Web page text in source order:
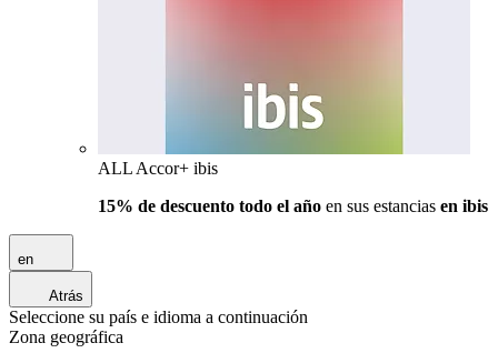
ALL Accor+ ibis
15% de descuento todo el año en sus estancias en ibis
en
Atrás
Seleccione su país e idioma a continuación
Zona geográfica